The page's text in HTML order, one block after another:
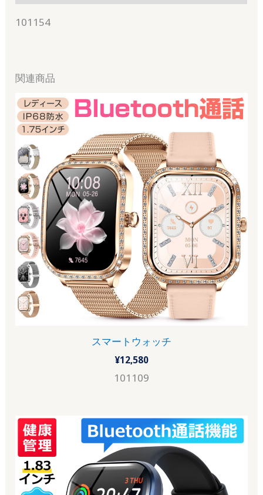
101154
関連商品
スマートウォッチ
¥12,580
101109